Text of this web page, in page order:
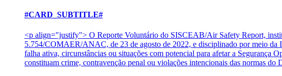
#CARD_SUBTITLE#
<p align="justify"> O Reporte Voluntário do SISCEAB/Air Safety Report,
5.754/COMAER/ANAC, de 23 de agosto de 2022, e disciplinado por meio da
falha ativa, circunstâncias ou situações com potencial para afetar a Segurança
constituam crime, contravenção penal ou violações intencionais das normas do